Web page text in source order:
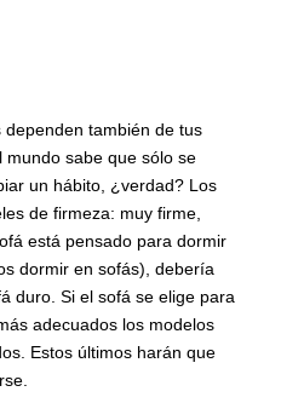
dependen también de tus
mundo sabe que sólo se
un hábito, ¿verdad? Los
de firmeza: muy firme,
está pensado para dormir
dormir en sofás), debería
duro. Si el sofá se elige para
adecuados los modelos
Estos últimos harán que